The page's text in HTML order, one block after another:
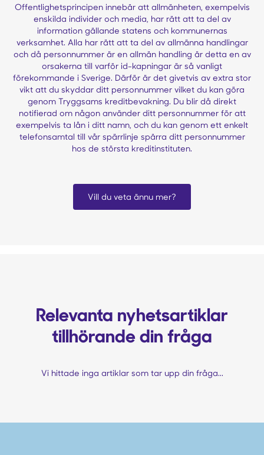
Offentlighetsprincipen innebär att allmänheten, exempelvis
enskilda individer och media, har rätt att ta del av
information gällande statens och kommunernas
verksamhet. Alla har rätt att ta del av allmänna handlingar
och då personnummer är en allmän handling är detta en av
orsakerna till varför id-kapningar är så vanligt
förekommande i Sverige. Därför är det givetvis av extra stor
vikt att du skyddar ditt personnummer vilket du kan göra
genom Tryggsams kreditbevakning. Du blir då direkt
notifierad om någon använder ditt personnummer för att
exempelvis ta lån i ditt namn, och du kan genom ett enkelt
telefonsamtal till vår spärrlinje spärra ditt personnummer
hos de största kreditinstituten.
Vill du veta ännu mer?
Relevanta nyhetsartiklar
tillhörande din fråga
Vi hittade inga artiklar som tar upp din fråga...